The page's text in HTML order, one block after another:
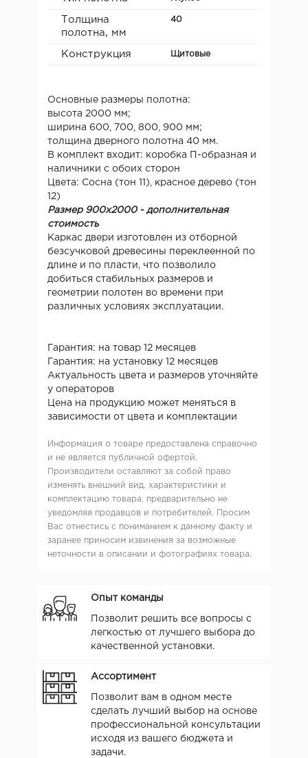
Толщина
полотна, мм
40
Конструкция Щитовые
Основные размеры полотна:
высота 2000 мм;
ширина 600, 700, 800, 900 мм;
толщина дверного полотна 40 мм.
В комплект входит: коробка П-образная и
наличники с обоих сторон
Цвета: Сосна (тон 11), красное дерево (тон
12)
Размер 900х2000 - дополнительная
стоимость
Каркас двери изготовлен из отборной
безсучковой древесины переклеенной по
длине и по пласти, что позволило
добиться стабильных размеров и
геометрии полотен во времени при
различных условиях эксплуатации.
Гарантия: на товар 12 месяцев
Гарантия: на установку 12 месяцев
Актуальность цвета и размеров уточняйте
у операторов
Цена на продукцию может меняться в
зависимости от цвета и комплектации
Информация о товаре предоставлена справочно
и не является публичной офертой.
Производители оставляют за собой право
изменять внешний вид, характеристики и
комплектацию товара, предварительно не
уведомляя продавцов и потребителей. Просим
Вас отнестись с пониманием к данному факту и
заранее приносим извинения за возможные
неточности в описании и фотографиях товара.
Опыт команды
Позволит решить все вопросы с
легкостью от лучшего выбора до
качественной установки.
Ассортимент
Позволит вам в одном месте
сделать лучший выбор на основе
профессиональной консультации
исходя из вашего бюджета и
задачи.